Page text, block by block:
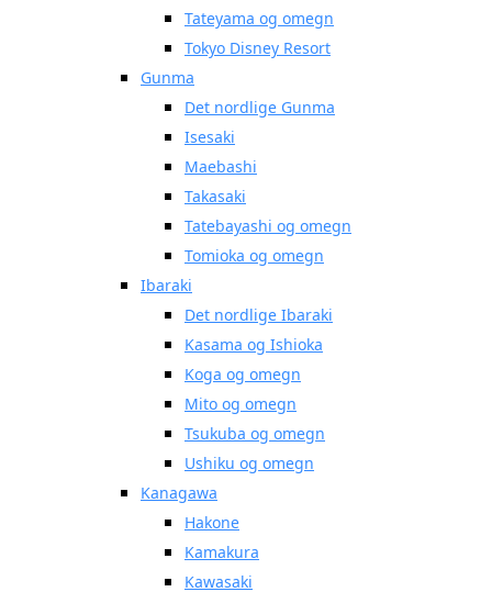
Tateyama og omegn
Tokyo Disney Resort
Gunma
Det nordlige Gunma
Isesaki
Maebashi
Takasaki
Tatebayashi og omegn
Tomioka og omegn
Ibaraki
Det nordlige Ibaraki
Kasama og Ishioka
Koga og omegn
Mito og omegn
Tsukuba og omegn
Ushiku og omegn
Kanagawa
Hakone
Kamakura
Kawasaki